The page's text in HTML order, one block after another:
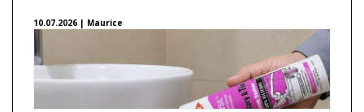
10.07.2026 | Maurice